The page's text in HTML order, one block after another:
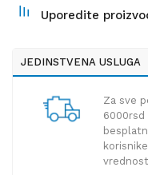
Uporedite
JEDINSTVENA USLUGA
Za sve
6000rsd